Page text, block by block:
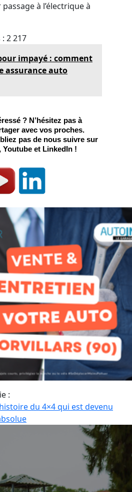
à l’électrique à
2 217
impayé : comment
assurance auto
? N’hésitez pas à
avec vos proches.
pas de nous suivre sur
Youtube et LinkedIn !
:
du 4×4 qui est devenu